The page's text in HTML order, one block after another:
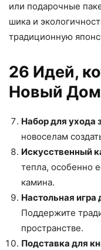
или подарочные
шика и
традиционную
26 Идей,
Новый Дом
Набор для ухода
новоселам
Искусственный
тепла, особенно
камина.
Настольная
Поддержите
пространстве.
Подставка для